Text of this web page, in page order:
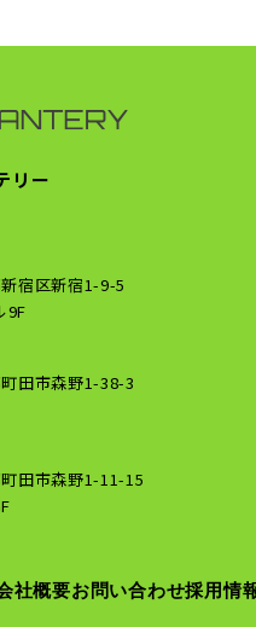
リー
宿区新宿1-9-5
9F
田市森野1-38-3
田市森野1-11-15
社概要お問い合わせ採用情